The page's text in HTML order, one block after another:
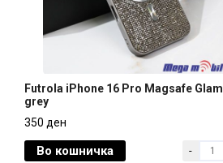
Futrola iPhone 16 Pro Magsafe Glam
350 ден
Futrola iPhone 16 Pro Magsafe Glam
grey
350 ден
Во кошничка -